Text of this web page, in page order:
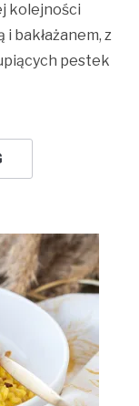
kolejności
bakłażanem, z
pestek